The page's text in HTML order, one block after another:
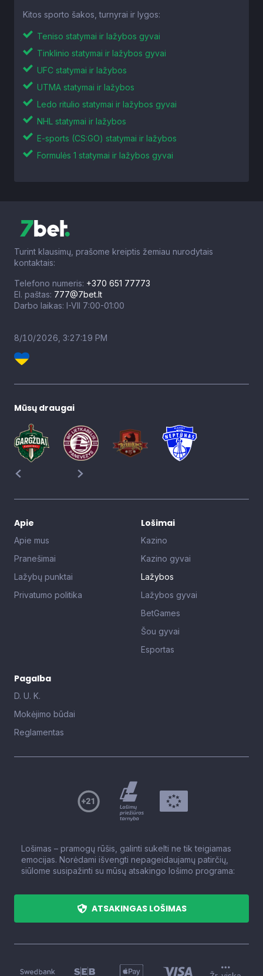
Kitos sporto šakos, turnyrai ir lygos:
Teniso statymai ir lažybos gyvai
Tinklinio statymai ir lažybos gyvai
UFC statymai ir lažybos
UTMA statymai ir lažybos
Ledo ritulio statymai ir lažybos gyvai
NHL statymai ir lažybos
E-sports (CS:GO) statymai ir lažybos
Formulės 1 statymai ir lažybos gyvai
Turint klausimų, prašome kreiptis žemiau nurodytais
kontaktais:
Telefono numeris: +370 651 77773
El. paštas: 777@7bet.lt
Darbo laikas: I-VII 7:00-01:00
8/10/2026, 3:27:20 PM
Mūsų draugai
Apie
Apie mus
Pranešimai
Lažybų punktai
Privatumo politika
Lošimai
Kazino
Kazino gyvai
Lažybos
Lažybos gyvai
BetGames
Šou gyvai
Esportas
Pagalba
D. U. K.
Mokėjimo būdai
Reglamentas
Lošimas – pramogų rūšis, galinti sukelti ne tik teigiamas
emocijas. Norėdami išvengti nepageidaujamų patirčių,
siūlome susipažinti su mūsų atsakingo lošimo programa:
ATSAKINGAS LOŠIMAS